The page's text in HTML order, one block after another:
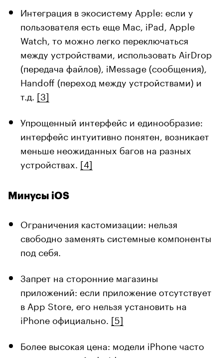
Интеграция в экосистему Apple: если у
пользователя есть еще Mac, iPad, Apple
Watch, то можно легко переключаться
между устройствами, использовать AirDrop
(передача файлов), iMessage (сообщения),
Handoff (переход между устройствами) и
т.д. [3]
Упрощенный интерфейс и единообразие:
интерфейс интуитивно понятен, возникает
меньше неожиданных багов на разных
устройствах. [4]
Минусы iOS
Ограничения кастомизации: нельзя
свободно заменять системные компоненты
под себя.
Запрет на сторонние магазины
приложений: если приложение отсутствует
в App Store, его нельзя установить на
iPhone официально. [5]
Более высокая цена: модели iPhone часто